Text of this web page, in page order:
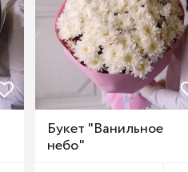
Букет "Ванильное
небо"